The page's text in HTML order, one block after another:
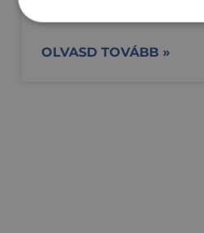
OLVASD TOVÁBB »
Elengedhetetlenül